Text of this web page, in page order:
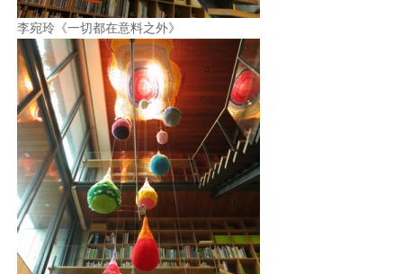
李宛玲《一切都在意料之外》